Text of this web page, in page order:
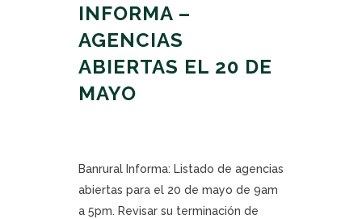
INFORMA –
AGENCIAS
ABIERTAS EL 20 DE
MAYO
Banrural Informa: Listado de agencias
abiertas para el 20 de mayo de 9am
a 5pm. Revisar su terminación de